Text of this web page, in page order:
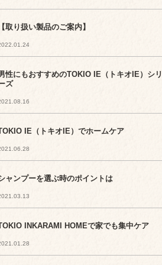
取り扱い製品のご案内】
性にもおすすめのTOKIO IE（トキオIE）シリ
ズ
IE（トキオIE）でホームケア
ャンプーを選ぶ時のポイントは
INKARAMI HOMEで家でも集中ケア